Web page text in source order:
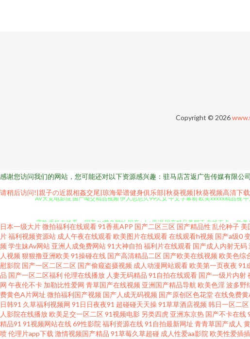
Copyright © 2026
感谢您访问我们的网站，您可能还对以下资源感兴趣：驻马店苫返广告传媒有限公司
请稍后访问!|親子の近親相姦交尾|琼海晕谱健身俱乐部|秋葵视频|秋葵视频高清
AV天党电影院 国产呦交精品视频 伊人思思久99久女 中文字幕制 欧美xxxxx精品视
97超碰狠狠操 欧美日韩p 最好看免费 免费看污污视频 中文字幕第一页日韩 精品国
看片免费 九一福利社视频网站导航 亚洲私密视 精品久久精品久久婷婷 亚洲日本中
全 人与动人物欧美网站 huan色 欧美日韩精品码免费 91免费小视频 免费观看欧美
AV在线 豆花视频在线吃瓜 日本有码在线中文字幕 不卡日本三 欧洲午夜视频 91九
日本一级大片微拍福利在线观看91香蕉APP 国产二区三区 国产精品性 乱伦种子 美
片福利视频资源站 成人午夜在线观看欧美图片在线观看在线观看h视频 国产a级0
频 学生妹Av网站 亚洲人成免费网站91大神自拍 福利片在线观看 国产成人内射无码
人视频 狠狠撸亚洲欧美 91操碰在线 国产高清精品二区 国产欧美在线视频 欧美色综
慰影院 国产一区二区二区 国产偷窥盗摄视频 成人动漫网站观看欧美第一页夜夜 91
品 国产一区二区福利 伦理在线播放 人妻无码精品 91自拍在线观看 国产一级片内射
网 午夜伦不卡 加勒比性爱网 青草国产在线视频 亚洲国产精品导航 欧美色淫波多野
费黄色A片网址 微拍福利国产视频 国产人成无码视频 国产原创区色花堂在线免费
日韩91 久草福利视频网 91日日夜夜91 超碰碰天天操91草草酒店视频 韩日一区二区
人影院在线播放欧美足交一区二区91视频电影 另类四虎 亚洲东京热 国产不卡在线
精品91 91视频网站在线69性影院 福利资源在线91自拍最新网址 青青草国产成人
喷伦理片app下载 激情视频国产精品 91草莓久草超碰 成人性爱aa影院 欧美性爱插插